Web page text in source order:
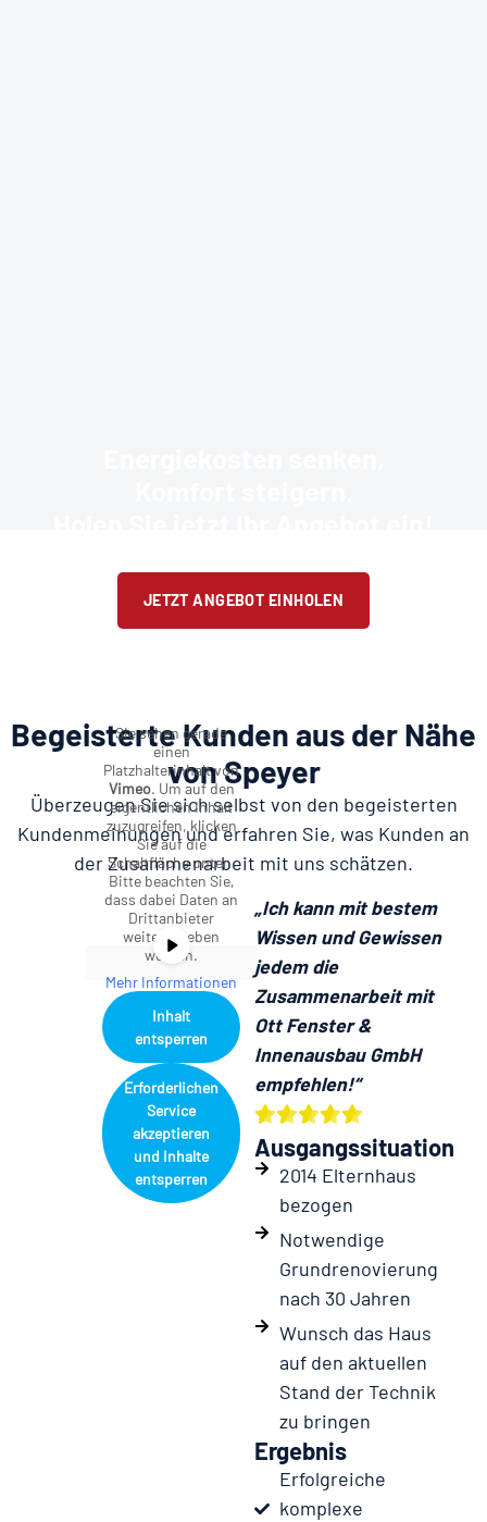
JETZT ANGEBOT EINHOLEN
Begeisterte Kunden aus der Nähe
von Speyer
Überzeugen Sie sich selbst von den begeisterten
Kundenmeinungen und erfahren Sie, was Kunden an
der Zusammenarbeit mit uns schätzen.
Sie sehen gerade
einen
Platzhalterinhalt von
Vimeo. Um auf den
eigentlichen Inhalt
zuzugreifen, klicken
Sie auf die
Schaltfläche unten.
Bitte beachten Sie,
dass dabei Daten an
Drittanbieter
weitergegeben
werden.
Mehr Informationen
Inhalt
entsperren
Erforderlichen
Service
akzeptieren
und Inhalte
entsperren
„Ich kann mit bestem
Wissen und Gewissen
jedem die
Zusammenarbeit mit
Ott Fenster &
Innenausbau GmbH
empfehlen!“
Ausgangssituation
2014 Elternhaus
bezogen
Notwendige
Grundrenovierung
nach 30 Jahren
Wunsch das Haus
auf den aktuellen
Stand der Technik
zu bringen
Ergebnis
Erfolgreiche
komplexe